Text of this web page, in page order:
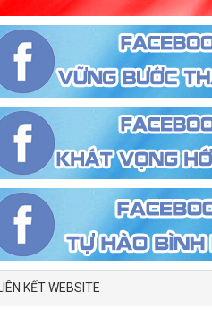
LIÊN KẾT WEBSITE